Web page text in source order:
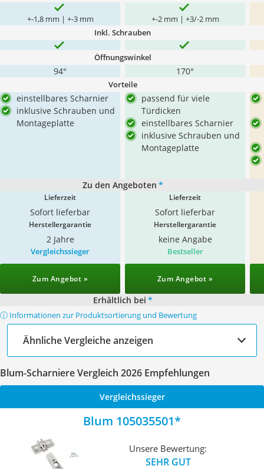
+-1,8 mm | +-3 mm +-2 mm | +3/-2 mm
Inkl. Schrauben
Öffnungswinkel
94° 170°
Vorteile
einstellbares Scharnier
inklusive Schrauben und
Montageplatte
passend für viele
Türdicken
einstellbares Scharnier
inklusive Schrauben und
Montageplatte
Zu den Angeboten *
Lieferzeit
Sofort lieferbar
Lieferzeit
Sofort lieferbar
Herstellergarantie
2 Jahre
Herstellergarantie
keine Angabe
Vergleichssieger
Zum Angebot »
Bestseller
Zum Angebot »
Erhältlich bei *
ⓘ Informationen zur Produktsortierung und Bewertung
Ähnliche Vergleiche anzeigen
Blum-Scharniere Vergleich 2026 Empfehlungen
Vergleichssieger
Blum 105035501
Unsere Bewertung:
SEHR GUT